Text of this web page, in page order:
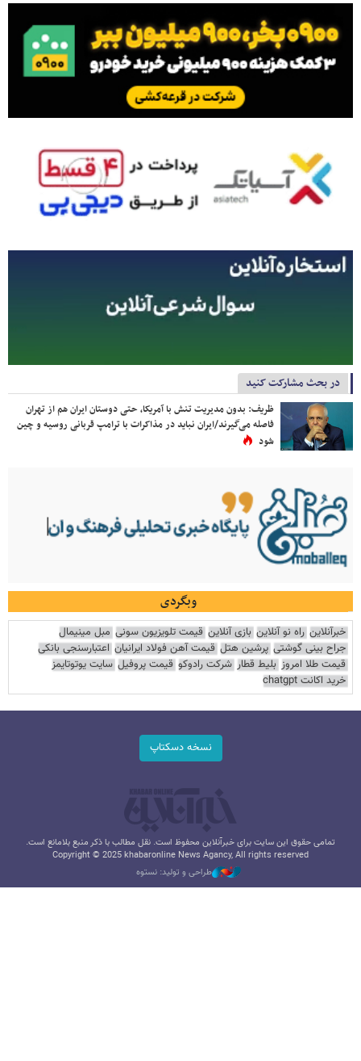
در بحث مشارکت کنید
ظریف: بدون مدیریت تنش با آمریکا، حتی دوستان ایران هم از تهران
فاصله می‌گیرند/ایران نباید در مذاکرات با ترامپ قربانی روسیه و چین
شود
وبگردی
خبرآنلاین راه نو آنلاین بازی آنلاین قیمت تلویزیون سونی مبل مینیمال
جراح بینی گوشتی پرشین هتل قیمت آهن فولاد ایرانیان اعتبارسنجی بانکی
قیمت طلا امروز بلیط قطار شرکت رادوکو قیمت پروفیل سایت یوتوتایمز
خرید اکانت chatgpt
نسخه دسکتاپ
تمامی حقوق این سایت برای خبرآنلاین محفوظ است. نقل مطالب با ذکر منبع بلامانع است.
Copyright © 2025 khabaronline News Agancy, All rights reserved
طراحی و تولید: نستوه